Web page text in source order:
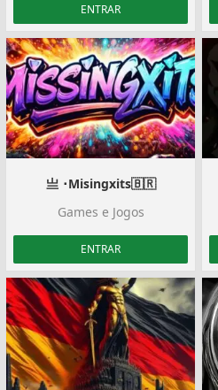
ENTRAR
亗 ･Misingxits🇧🇷‍️
Games e Jogos
ENTRAR